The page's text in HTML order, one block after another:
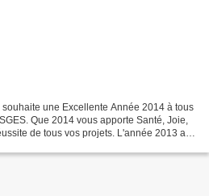
une Excellente Année 2014 à tous
Que 2014 vous apporte Santé, Joie,
de tous vos projets. L'année 2013 a